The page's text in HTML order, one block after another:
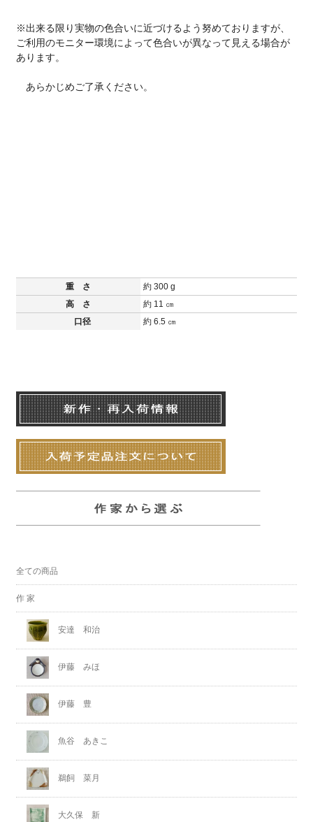
※出来る限り実物の色合いに近づけるよう努めておりますが、
ご利用のモニター環境によって色合いが異なって見える場合が
あります。
あらかじめご了承ください。
重 さ
約 300 g
高 さ
約 11 ㎝
口径
約 6.5 ㎝
全ての商品
作 家
安達 和治
伊藤 みほ
伊藤 豊
魚谷 あきこ
鵜飼 菜月
大久保 新